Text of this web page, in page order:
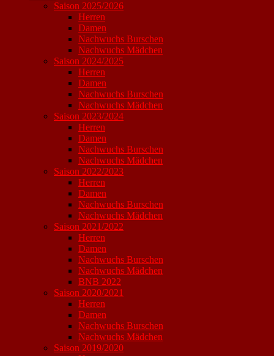
Saison 2025/2026
Herren
Damen
Nachwuchs Burschen
Nachwuchs Mädchen
Saison 2024/2025
Herren
Damen
Nachwuchs Burschen
Nachwuchs Mädchen
Saison 2023/2024
Herren
Damen
Nachwuchs Burschen
Nachwuchs Mädchen
Saison 2022/2023
Herren
Damen
Nachwuchs Burschen
Nachwuchs Mädchen
Saison 2021/2022
Herren
Damen
Nachwuchs Burschen
Nachwuchs Mädchen
BNB 2022
Saison 2020/2021
Herren
Damen
Nachwuchs Burschen
Nachwuchs Mädchen
Saison 2019/2020